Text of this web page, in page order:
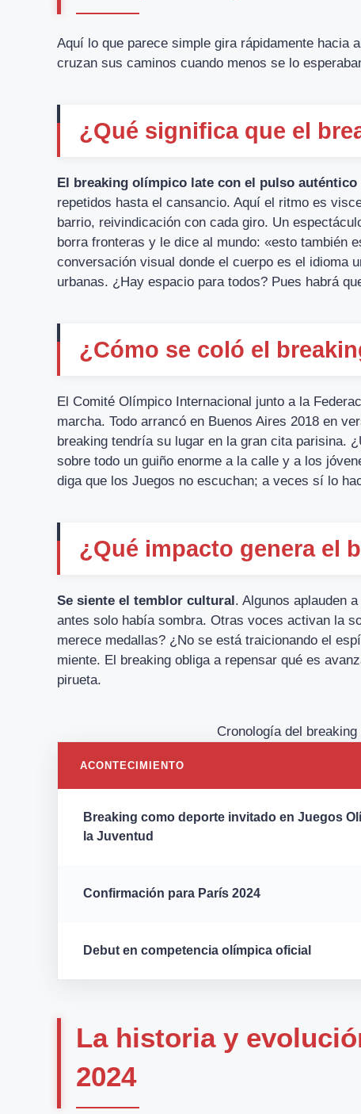
Aquí lo que parece simple gira rápidamente hacia
cruzan sus caminos cuando menos se lo
¿Qué significa que el
El breaking olímpico late con el pulso
repetidos hasta el cansancio. Aquí el ritmo es
barrio, reivindicación con cada giro. Un
borra fronteras y le dice al mundo: «esto también
conversación visual donde el cuerpo es el idioma
urbanas. ¿Hay espacio para todos? Pues habrá
¿Cómo se coló el
El Comité Olímpico Internacional junto a la
marcha. Todo arrancó en Buenos Aires 2018 en
breaking tendría su lugar en la gran cita parisina.
sobre todo un guiño enorme a la calle y a los
diga que los Juegos no escuchan; a veces sí lo
¿Qué impacto genera el
Se siente el temblor cultural . Algunos aplauden
antes solo había sombra. Otras voces activan la
merece medallas? ¿No se está traicionando el
miente. El breaking obliga a repensar qué es
pirueta.
Cronología del
ACONTECIMIENTO
Breaking como deporte invitado en Juegos
la Juventud
Confirmación para París 2024
Debut en competencia olímpica oficial
La historia y
2024